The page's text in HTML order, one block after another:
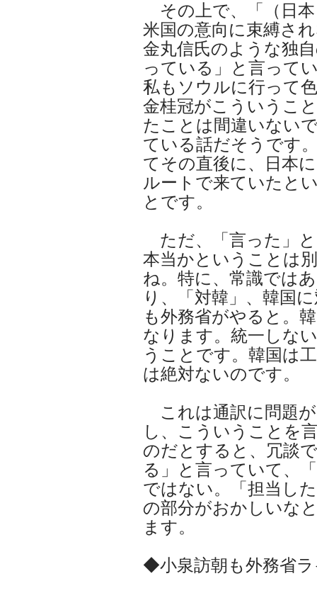
その上で、「（日
米国の意向に束縛さ
金丸信氏のような独
っている」と言って
私もソウルに行って
金桂冠がこういうこ
たことは間違いない
ている話だそうです
てその直後に、日本
ルートで来ていたと
とです。
ただ、「言った」
本当かということは
ね。特に、常識では
り、「対韓」、韓国
も外務省がやると。
なります。統一しな
うことです。韓国は
は絶対ないのです。
これは通訳に問題
し、こういうことを
のだとすると、冗談
る」と言っていて、
ではない。「担当し
の部分がおかしいな
ます。
◆小泉訪朝も外務省